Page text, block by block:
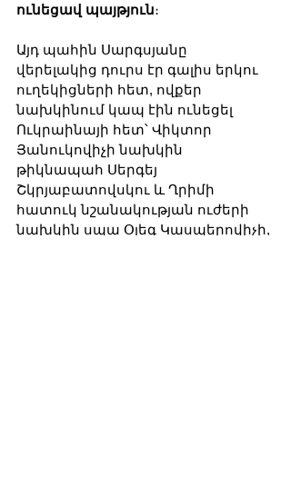
ունեցավ պայթյուն։
Այդ պահին Սարգսյանը
վերելակից դուրս էր գալիս երկու
ուղեկիցների հետ, ովքեր
նախկինում կապ էին ունեցել
Ուկրաինայի հետ՝ Վիկտոր
Յանուկովիչի նախկին
թիկնապահ Սերգեյ
Շկրյաբատովսկու և Ղրիմի
հատուկ նշանակության ուժերի
նախկին սպա Օլեգ Կասպերովիչի,